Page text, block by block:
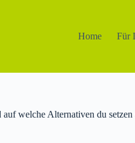
Home
Für
welche Alternativen du setzen